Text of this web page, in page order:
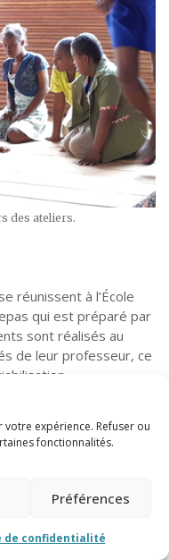
expérience. Refuser ou
fonctionnalités.
Préférences
de confidentialité
des ateliers.
réunissent à l’École
qui est préparé par
sont réalisés au
de leur professeur, ce